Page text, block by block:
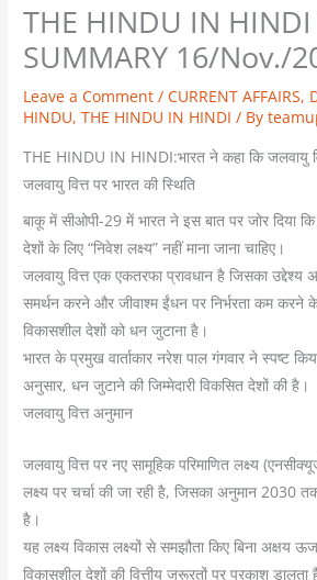
THE HINDU IN HINDI
SUMMARY 16/Nov./
Leave a Comment /CURRENT AFFAIRS,
HINDU,THE HINDU IN HINDI / By
THE HINDU IN HINDI:भारत ने कहा कि जलवायु
जलवायु वित्त पर भारत की स्थिति
बाकू में सीओपी-29 में भारत ने इस बात पर जोर दिया
देशों के लिए “निवेश लक्ष्य” नहीं माना जाना चाहिए।
जलवायु वित्त एक एकतरफा प्रावधान है जिसका उद्देश्य
समर्थन करने और जीवाश्म ईंधन पर निर्भरता कम करने
विकासशील देशों को धन जुटाना है।
भारत के प्रमुख वार्ताकार नरेश पाल गंगवार ने स्पष्ट
अनुसार, धन जुटाने की जिम्मेदारी विकसित देशों की है।
जलवायु वित्त अनुमान
जलवायु वित्त पर नए सामूहिक परिमाणित लक्ष्य
लक्ष्य पर चर्चा की जा रही है, जिसका अनुमान 2030
है।
यह लक्ष्य विकास लक्ष्यों से समझौता किए बिना अक्षय
विकासशील देशों की वित्तीय जरूरतों पर प्रकाश डालता